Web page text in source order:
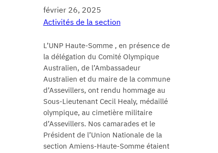
février 26, 2025
Activités de la section
L’UNP Haute-Somme , en présence de
la délégation du Comité Olympique
Australien, de l’Ambassadeur
Australien et du maire de la commune
d’Assevillers, ont rendu hommage au
Sous-Lieutenant Cecil Healy, médaillé
olympique, au cimetière militaire
d’Assevillers. Nos camarades et le
Président de l’Union Nationale de la
section Amiens-Haute-Somme étaient